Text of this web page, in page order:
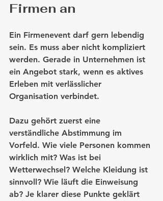
Firmen an
Ein Firmenevent darf gern lebendig
sein. Es muss aber nicht kompliziert
werden. Gerade in Unternehmen ist
ein Angebot stark, wenn es aktives
Erleben mit verlässlicher
Organisation verbindet.
Dazu gehört zuerst eine
verständliche Abstimmung im
Vorfeld. Wie viele Personen kommen
wirklich mit? Was ist bei
Wetterwechsel? Welche Kleidung ist
sinnvoll? Wie läuft die Einweisung
ab? Je klarer diese Punkte geklärt